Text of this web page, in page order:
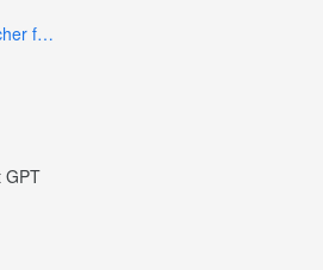
JavaScript switcher for SEO and development
GPT